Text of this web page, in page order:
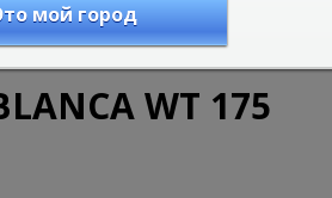
Акриловые ванны Акриловая ванна
WT 175
мой город